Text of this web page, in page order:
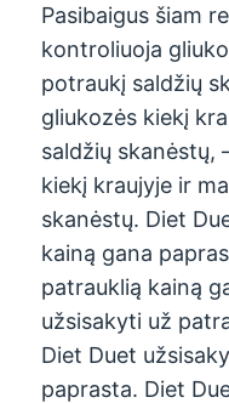
Pasibaigus šiam
kontroliuoja
potraukį saldžių
gliukozės kiekį
saldžių skanėstų,
kiekį kraujyje ir
skanėstų. Diet
kainą gana
patrauklią kainą
užsisakyti už
Diet Duet
paprasta. Diet